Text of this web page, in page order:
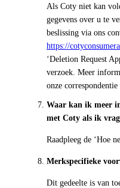
Als Coty niet kan
gegevens over u te
beslissing via ons
https://
‘Deletion Request
verzoek. Meer
onze
Waar kan ik meer
met Coty als ik
Raadpleeg de ‘Hoe
Merkspecifieke
Dit gedeelte is van